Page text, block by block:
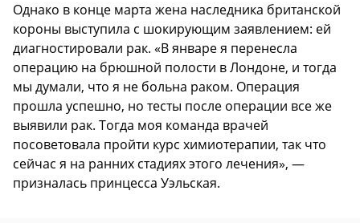
Однако в конце марта жена наследника британской
короны выступила с шокирующим заявлением: ей
диагностировали рак. «В январе я перенесла
операцию на брюшной полости в Лондоне, и тогда
мы думали, что я не больна раком. Операция
прошла успешно, но тесты после операции все же
выявили рак. Тогда моя команда врачей
посоветовала пройти курс химиотерапии, так что
сейчас я на ранних стадиях этого лечения», —
призналась принцесса Уэльская.